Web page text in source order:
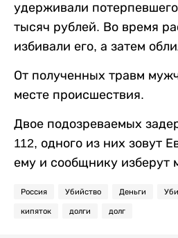
удерживали
тысяч рублей. Во время
избивали его, а затем
От полученных травм
месте происшествия.
Двое подозреваемых
112, одного из них зовут
ему и сообщнику изберут
Россия Убийство Деньги
кипяток долги долг